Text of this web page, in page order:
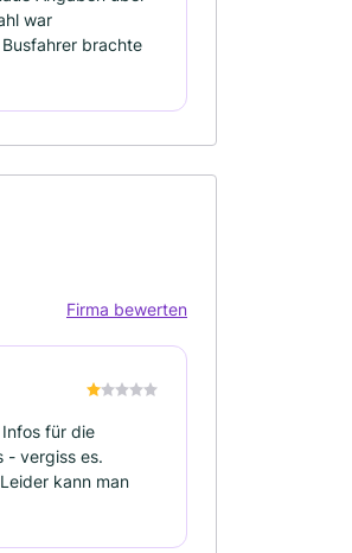
war
brachte
Firma bewerten
für die
- vergiss es.
kann man